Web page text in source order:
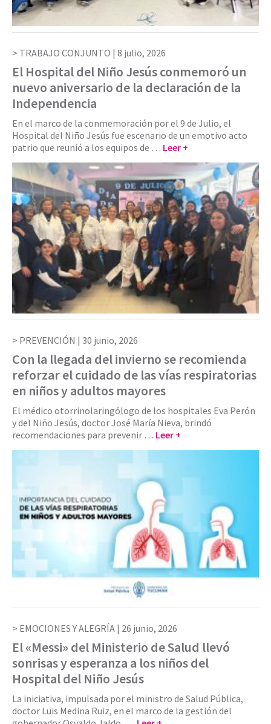
TRABAJO CONJUNTO | 8 julio, 2026
El Hospital del Niño Jesús conmemoró un
nuevo aniversario de la declaración de la
Independencia
En el marco de la conmemoración por el 9 de Julio, el
Hospital del Niño Jesús fue escenario de un emotivo acto
patrio que reunió a los equipos de … Leer +
PREVENCIÓN | 30 junio, 2026
Con la llegada del invierno se recomienda
reforzar el cuidado de las vías respiratorias
en niños y adultos mayores
El médico otorrinolaringólogo de los hospitales Eva Perón
y del Niño Jesús, doctor José María Nieva, brindó
recomendaciones para prevenir … Leer +
EMOCIONES Y ALEGRÍA | 26 junio, 2026
El «Messi» del Ministerio de Salud llevó
sonrisas y esperanza a los niños del
Hospital del Niño Jesús
La iniciativa, impulsada por el ministro de Salud Pública,
doctor Luis Medina Ruiz, en el marco de la gestión del